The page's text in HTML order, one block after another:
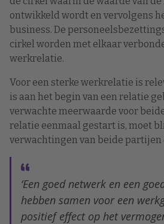
ontwikkeld wordt en vervolgens
business. De
cirkel worden met elkaar
werkrelatie.
Voor een sterke werkrelatie is
is aan het begin van een relatie
verwachte meerwaarde voor
relatie eenmaal gestart is, moet
verwachtingen van beide partijen
‘Een goed netwerk en een
hebben samen voor een
positief effect op het